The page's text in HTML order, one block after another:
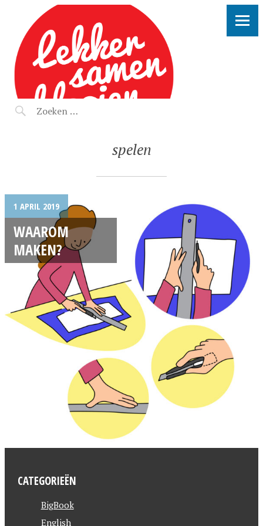
LEKKER SAMEN KLOOIEN
spelen
1 APRIL 2019
WAAROM
MAKEN?
CATEGORIEËN
BigBook
English